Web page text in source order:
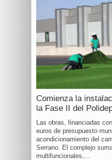
Comienza la
la Fase II del
Las obras, financiadas
euros de presupuesto
acondicionamiento del
Serrano. El complejo
multifuncionales,...